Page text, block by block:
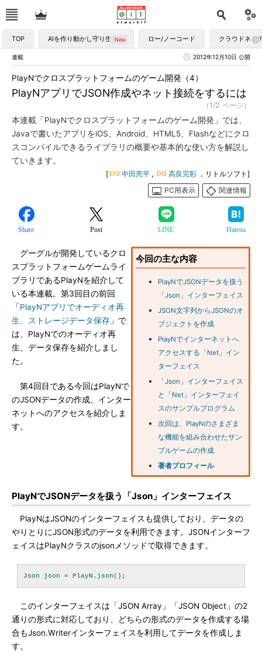
TOP AIを作り動かし守り生かす ロー/ノーコード クラウドネイ
連載 2012年12月10日 公開
PlayNアプリでJSON作成やネット接続をするには
PlayNでクロスプラットフォームのゲーム開発（4）
（1/2 ページ）
本連載「PlayNでクロスプラットフォームのゲーム開発」では、
Javaで書いたアプリをiOS、Android、HTML5、Flashなどにクロ
スコンパイルできるライブラリの概要や基本的な使い方を解説し
ていきます。
[ 中田亮平 , 高良完彰 ，リトルソフト]
PC用表示
関連情報
Share Post LINE Hatena
今回の主な内容
PlayNでJSONデータを扱う
「Json」インターフェイス
JSON文字列からJSONのオ
ブジェクトを作成
PlayNでインターネットへ
アクセスする「Net」イン
ターフェイス
「Json」インターフェイス
と「Net」インターフェイ
スのサンプルプログラム
次回は、PlayNのさまざま
な機能を組み合わせたサン
プルゲームの作成
著者プロフィール
グーグルが開発しているクロ
スプラットフォームゲームライ
ブラリであるPlayNを紹介して
いる本連載。第3回目の前回
「PlayNアプリでオーディオ再
生、ストレージデータ保存 」で
は、PlayNでのオーディオ再
生、データ保存を紹介しまし
た。
第4回目である今回はPlayNで
のJSONデータの作成、インター
ネットへのアクセスを紹介しま
す。
PlayNでJSONデータを扱う「Json」インターフェイス
PlayNはJSONのインターフェイスも提供しており、データの
やりとりにJSON形式のデータを利用できます。JSONインターフ
ェイスはPlayNクラスのjsonメソッドで取得できます。
このインターフェイスは「JSON Array」「JSON Object」の2
通りの形式に対応しており、どちらの形式のデータを作成する場
合もJson.Writerインターフェイスを利用してデータを作成しま
す。